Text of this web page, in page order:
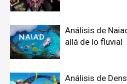
Análisis de
allá de lo fluvial
Análisis de